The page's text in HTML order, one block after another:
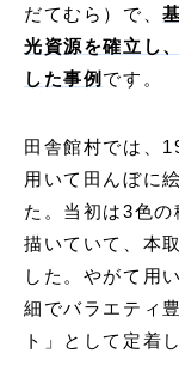
だてむら）で、
光資源を確立し
した事例 です。
田舎館村では、
用いて田んぼに
た。当初は3色
描いていて、本
した。やがて用
細でバラエティ
ト」として定着